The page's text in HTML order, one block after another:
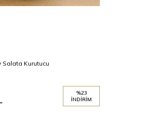
Salata Kurutucu
%23
İNDIRIM